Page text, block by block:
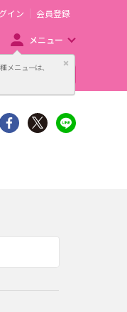
メニューは、
閉じる
イン 会員登録
メニュー
け販売サービス
シェア Twitter